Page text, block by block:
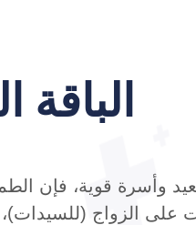
الباقة
قوية، فإن
(للسيدات)، والتي تحتوي